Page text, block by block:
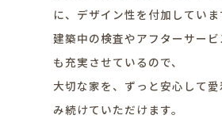
に、デザイン性を付加していま
建築中の検査やアフターサー
も充実させているので、
大切な家を、ずっと安心して
み続けていただけます。